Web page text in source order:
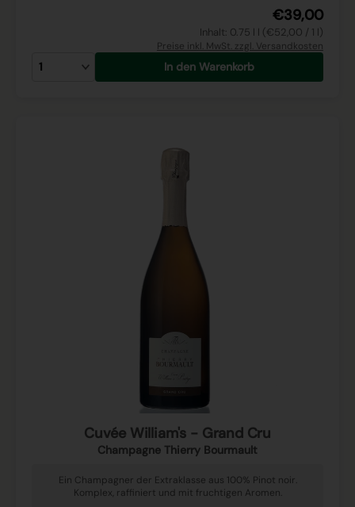
€39,00
Inhalt: 0.75 l l (€52,00 / 1 l)
Preise inkl. MwSt. zzgl. Versandkosten
In den Warenkorb
Cuvée William's - Grand Cru
Champagne Thierry Bourmault
Ein Champagner der Extraklasse aus 100% Pinot noir.
Komplex, raffiniert und mit fruchtigen Aromen.